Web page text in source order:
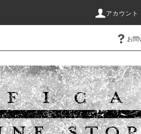
アカウント
お問